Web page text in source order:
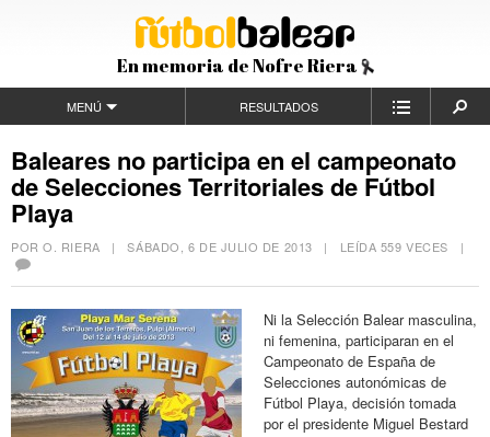
En memoria de Nofre Riera
MENÚ RESULTADOS
Baleares no participa en el campeonato
de Selecciones Territoriales de Fútbol
Playa
POR O. RIERA |SÁBADO, 6 DE JULIO DE 2013 | LEÍDA 559 VECES |
Ni la Selección Balear masculina,
ni femenina, participaran en el
Campeonato de España de
Selecciones autonómicas de
Fútbol Playa, decisión tomada
por el presidente Miguel Bestard